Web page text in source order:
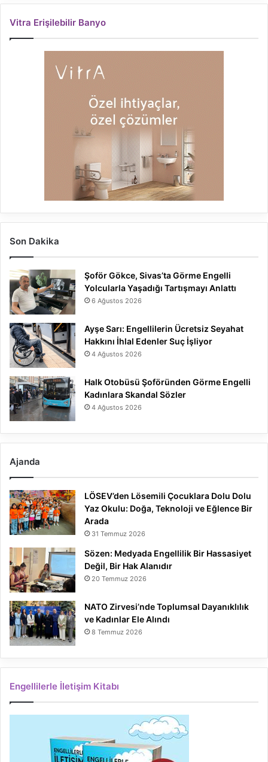
Vitra Erişilebilir Banyo
Son Dakika
Şoför Gökce, Sivas’ta Görme Engelli
Yolcularla Yaşadığı Tartışmayı Anlattı
6 Ağustos 2026
Ayşe Sarı: Engellilerin Ücretsiz Seyahat
Hakkını İhlal Edenler Suç İşliyor
4 Ağustos 2026
Halk Otobüsü Şoföründen Görme Engelli
Kadınlara Skandal Sözler
4 Ağustos 2026
Ajanda
LÖSEV’den Lösemili Çocuklara Dolu Dolu
Yaz Okulu: Doğa, Teknoloji ve Eğlence Bir
Arada
31 Temmuz 2026
Sözen: Medyada Engellilik Bir Hassasiyet
Değil, Bir Hak Alanıdır
20 Temmuz 2026
NATO Zirvesi’nde Toplumsal Dayanıklılık
ve Kadınlar Ele Alındı
8 Temmuz 2026
Engellilerle İletişim Kitabı